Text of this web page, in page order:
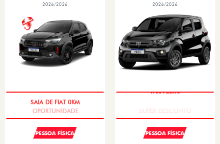
2026/2026
PESSOA FÍSICA
2026/2026
PESSOA FÍSICA